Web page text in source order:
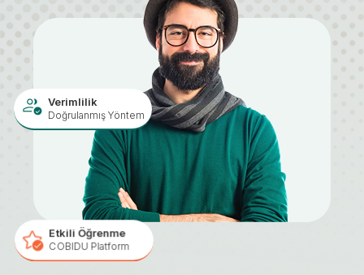
Verimlilik
Doğrulanmış Yöntem
Etkili Öğrenme
COBIDU Platform